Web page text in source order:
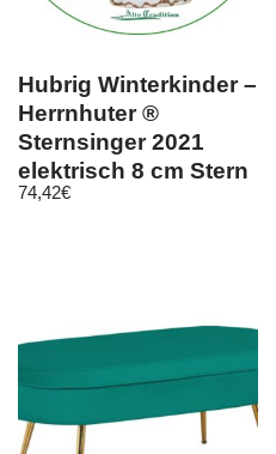
Hubrig Winterkinder –
Herrnhuter ®
Sternsinger 2021
elektrisch 8 cm Stern
weiß
74,42€